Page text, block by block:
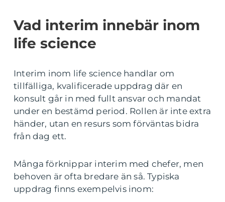
Vad interim innebär inom
life science
Interim inom life science handlar om
tillfälliga, kvalificerade uppdrag där en
konsult går in med fullt ansvar och mandat
under en bestämd period. Rollen är inte extra
händer, utan en resurs som förväntas bidra
från dag ett.
Många förknippar interim med chefer, men
behoven är ofta bredare än så. Typiska
uppdrag finns exempelvis inom: